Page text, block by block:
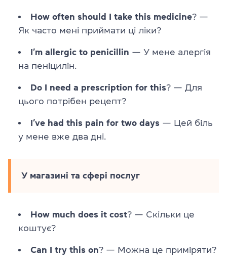
How often should I take this medicine? —
Як часто мені приймати ці ліки?
I’m allergic to penicillin — У мене алергія
на пеніцилін.
Do I need a prescription for this? — Для
цього потрібен рецепт?
I’ve had this pain for two days — Цей біль
у мене вже два дні.
У магазині та сфері послуг
How much does it cost? — Скільки це
коштує?
Can I try this on? — Можна це приміряти?